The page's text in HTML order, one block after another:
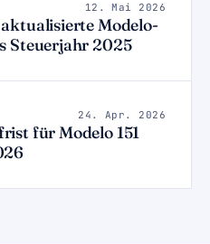
12. Mai 2026
Modelo-
Steuerjahr 2025
24. Apr. 2026
für Modelo 151